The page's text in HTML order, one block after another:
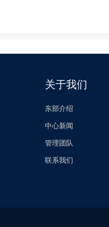
关于我们
东部介绍
中心新闻
管理团队
联系我们